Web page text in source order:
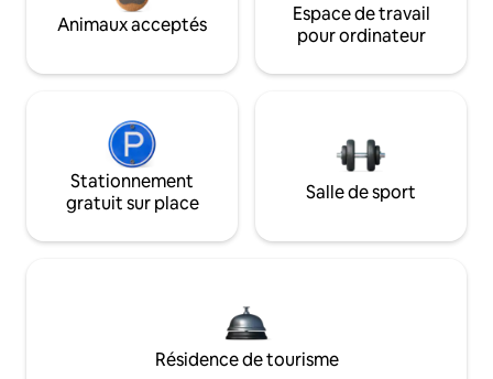
Animaux acceptés
Espace de travail
pour ordinateur
Stationnement
gratuit sur place
Salle de sport
Résidence de tourisme